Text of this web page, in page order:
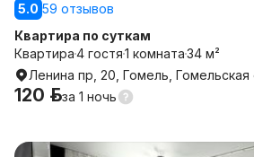
5.0 59 отзывов
Квартира по суткам
Квартира4 гостя1 комната34 м²
Ленина пр, 20, Гомель, Гомельская
120 р.за 1 ночь